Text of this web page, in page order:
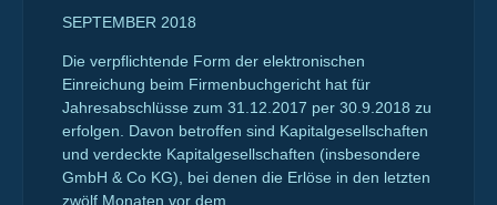
SEPTEMBER 2018
Die verpflichtende Form der elektronischen
Einreichung beim Firmenbuchgericht hat für
Jahresabschlüsse zum 31.12.2017 per 30.9.2018 zu
erfolgen. Davon betroffen sind Kapitalgesellschaften
und verdeckte Kapitalgesellschaften (insbesondere
GmbH & Co KG), bei denen die Erlöse in den letzten
zwölf Monaten vor dem...